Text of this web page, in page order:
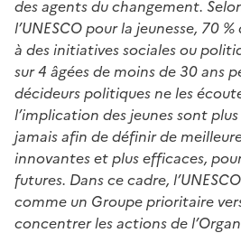
des agents du changement.
l’UNESCO pour la jeunesse, 70
à des initiatives sociales ou
sur 4 âgées de moins de 30 ans
décideurs politiques ne les
l’implication des jeunes sont
jamais afin de définir de
innovantes et plus efficaces,
futures. Dans ce cadre,
comme un Groupe prioritaire
concentrer les actions de